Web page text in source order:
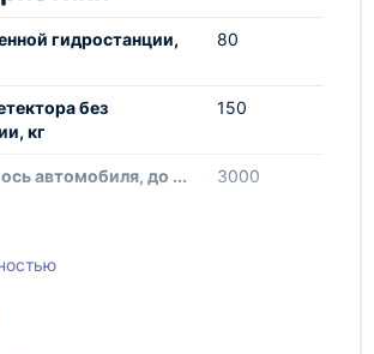
его движения;
может устанавливаться как
так и на смотровой канаве;
управление;
управления перемещением
служит для диагностики
и электрические системы
в Европе.
гидростанции,
80
без
кг
150
автомобиля, до ...
3000
люфт-